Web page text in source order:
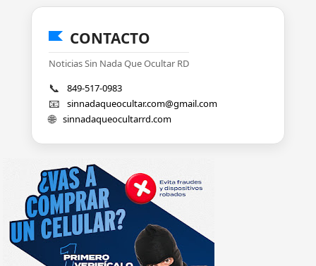
CONTACTO
Noticias Sin Nada Que Ocultar RD
📞 849-517-0983
📧 sinnadaqueocultar.com@gmail.com
🌐 sinnadaqueocultarrd.com